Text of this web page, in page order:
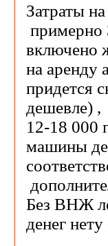
Затраты
примерно
включено
на аренду
придется
дешевле) ,
12-18 000
машины
Без ВНЖ
денег